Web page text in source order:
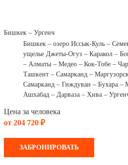
Бишкек – Ургенч
Бишкек – озеро Иссык-Куль –
ущелье Джеты-Огуз – Каракол –
– Алматы – Медео – Кок-Тобе –
Ташкент – Самарканд –
Самарканд – Гиждуван – Бухара
Ашхабад – Дарваза – Хива –
Цена за человека
от 204 720 ₽
ЗАБРОНИРОВАТЬ